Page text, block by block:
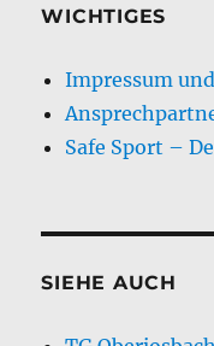
WICHTIGES
Impressum
Safe Sport –
SIEHE AUCH